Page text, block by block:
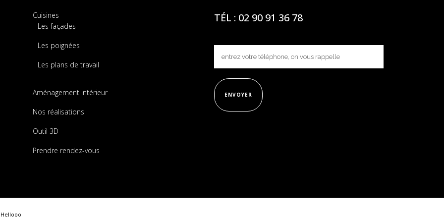
Cuisines
Les façades
Les poignées
Les plans de travail
Aménagement intérieur
Nos réalisations
Outil 3D
Prendre rendez-vous
TÉL : 02 90 91 36 78